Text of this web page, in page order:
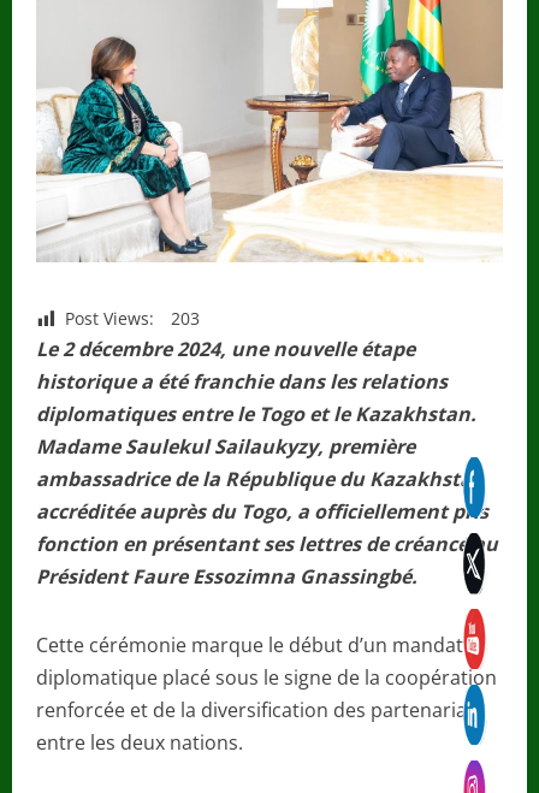
Post Views: 203
Le 2 décembre 2024, une nouvelle étape
historique a été franchie dans les relations
diplomatiques entre le Togo et le Kazakhstan.
Madame Saulekul Sailaukyzy, première
ambassadrice de la République du Kazakhstan
accréditée auprès du Togo, a officiellement pris
fonction en présentant ses lettres de créance au
Président Faure Essozimna Gnassingbé.
Cette cérémonie marque le début d’un mandat
diplomatique placé sous le signe de la coopération
renforcée et de la diversification des partenariats
entre les deux nations.